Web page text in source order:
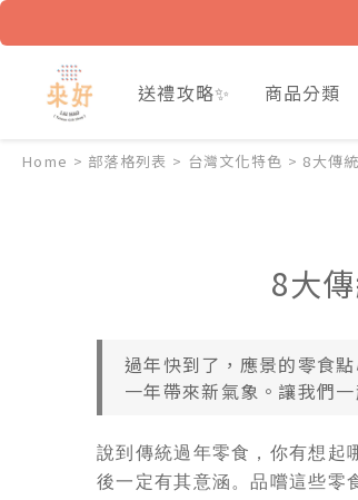
送禮攻略✨ 商品分類
Home > 部落格列表 > 台灣文化特色 > 8大傳
8大
過年快到了，應景的零食
一年帶來新氣象。讓我們
說到傳統過年零食，你有想起
後一定有其意涵。品嚐這些零